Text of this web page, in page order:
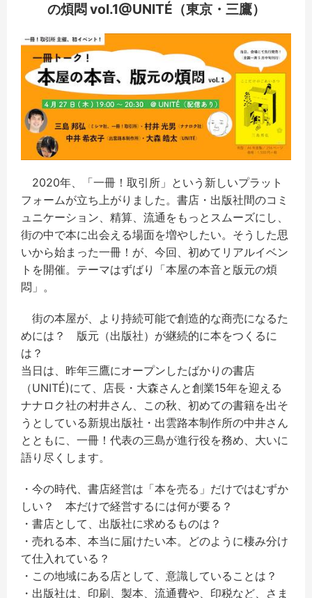
の煩悶 vol.1@UNITÉ（東京・三鷹）
2020年、「一冊！取引所」という新しいプラット
フォームが立ち上がりました。書店・出版社間のコミ
ュニケーション、精算、流通をもっとスムーズにし、
街の中で本に出会える場面を増やしたい。そうした思
いから始まった一冊！が、今回、初めてリアルイベン
トを開催。テーマはずばり「本屋の本音と版元の煩
悶」。
街の本屋が、より持続可能で創造的な商売になるた
めには？ 版元（出版社）が継続的に本をつくるに
は？
当日は、昨年三鷹にオープンしたばかりの書店
（UNITÉ)にて、店長・大森さんと創業15年を迎える
ナナロク社の村井さん、この秋、初めての書籍を出そ
うとしている新規出版社・出雲路本制作所の中井さん
とともに、一冊！代表の三島が進行役を務め、大いに
語り尽くします。
・今の時代、書店経営は「本を売る」だけではむずか
しい？ 本だけで経営するには何が要る？
・書店として、出版社に求めるものは？
・売れる本、本当に届けたい本。どのように棲み分け
て仕入れている？
・この地域にある店として、意識していることは？
・出版社は、印刷、製本、流通費や、印税など、さま